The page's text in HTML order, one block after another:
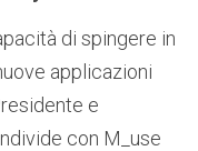
di spingere in
applicazioni
e
con M_use